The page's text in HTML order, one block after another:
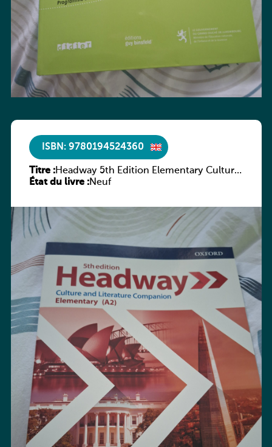
ISBN: 9780194524360
Titre :Headway 5th Edition Elementary Culture
and Literature Companion
État du livre :Neuf